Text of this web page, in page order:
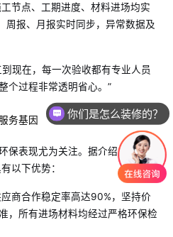
节点、工期进度、材料进场均实
周报、月报实时同步，异常数据及
现在，每一次验收都有专业人员
个过程非常透明省心。”
务基因
保表现尤为关注。据介绍，齐家典
以下优势：
商合作稳定率高达90%，坚持价
，所有进场材料均经过严格环保检
你们是怎么装修的？